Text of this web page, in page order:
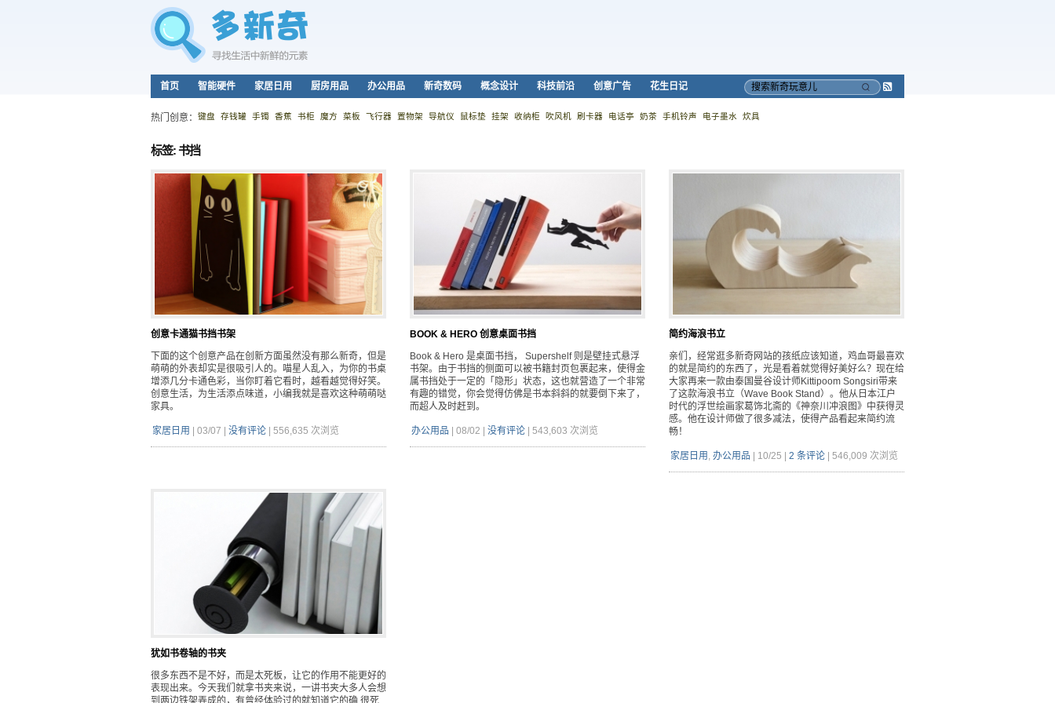
首页 智能硬件 家居日用 厨房用品 办公用品 新奇数码 概念设计 科技前沿 创意广告 花生日记
Subscribe
搜
热门创意： 键盘 存钱罐 手镯 香蕉 书柜 魔方 菜板 飞行器 置物架 导航仪 鼠标垫 挂架 收纳柜 吹风机 刷卡器 电话亭 奶茶 手机铃声 电子墨水 炊具
标签: 书挡
创意卡通猫书挡书架
下面的这个创意产品在创新方面虽然没有那么新奇，但是
萌萌的外表却实是很吸引人的。喵星人乱入，为你的书桌
增添几分卡通色彩，当你盯着它看时，越看越觉得好笑。
创意生活，为生活添点味道，小编我就是喜欢这种萌萌哒
家具。
家居日用 03/07 没有评论 556,635 次浏览
BOOK & HERO 创意桌面书挡
Book & Hero 是桌面书挡， Supershelf 则是壁挂式悬浮
书架。由于书挡的侧面可以被书籍封页包裹起来，使得金
属书挡处于一定的「隐形」状态，这也就营造了一个非常
有趣的错觉，你会觉得仿佛是书本斜斜的就要倒下来了，
而超人及时赶到。
办公用品 08/02 没有评论 543,603 次浏览
简约海浪书立
亲们，经常逛多新奇网站的孩纸应该知道，鸡血哥最喜欢
的就是简约的东西了，光是看着就觉得好美好么？现在给
大家再来一款由泰国曼谷设计师Kittipoom Songsiri带来
了这款海浪书立（Wave Book Stand）。他从日本江户
时代的浮世绘画家葛饰北斋的《神奈川冲浪图》中获得灵
感。他在设计师做了很多减法，使得产品看起来简约流
畅！
家居日用 , 办公用品 10/25 2 条评论 546,009 次浏览
犹如书卷轴的书夹
很多东西不是不好，而是太死板，让它的作用不能更好的
表现出来。今天我们就拿书夹来说，一讲书夹大多人会想
到两边铁架弄成的，有曾经体验过的就知道它的确 很死